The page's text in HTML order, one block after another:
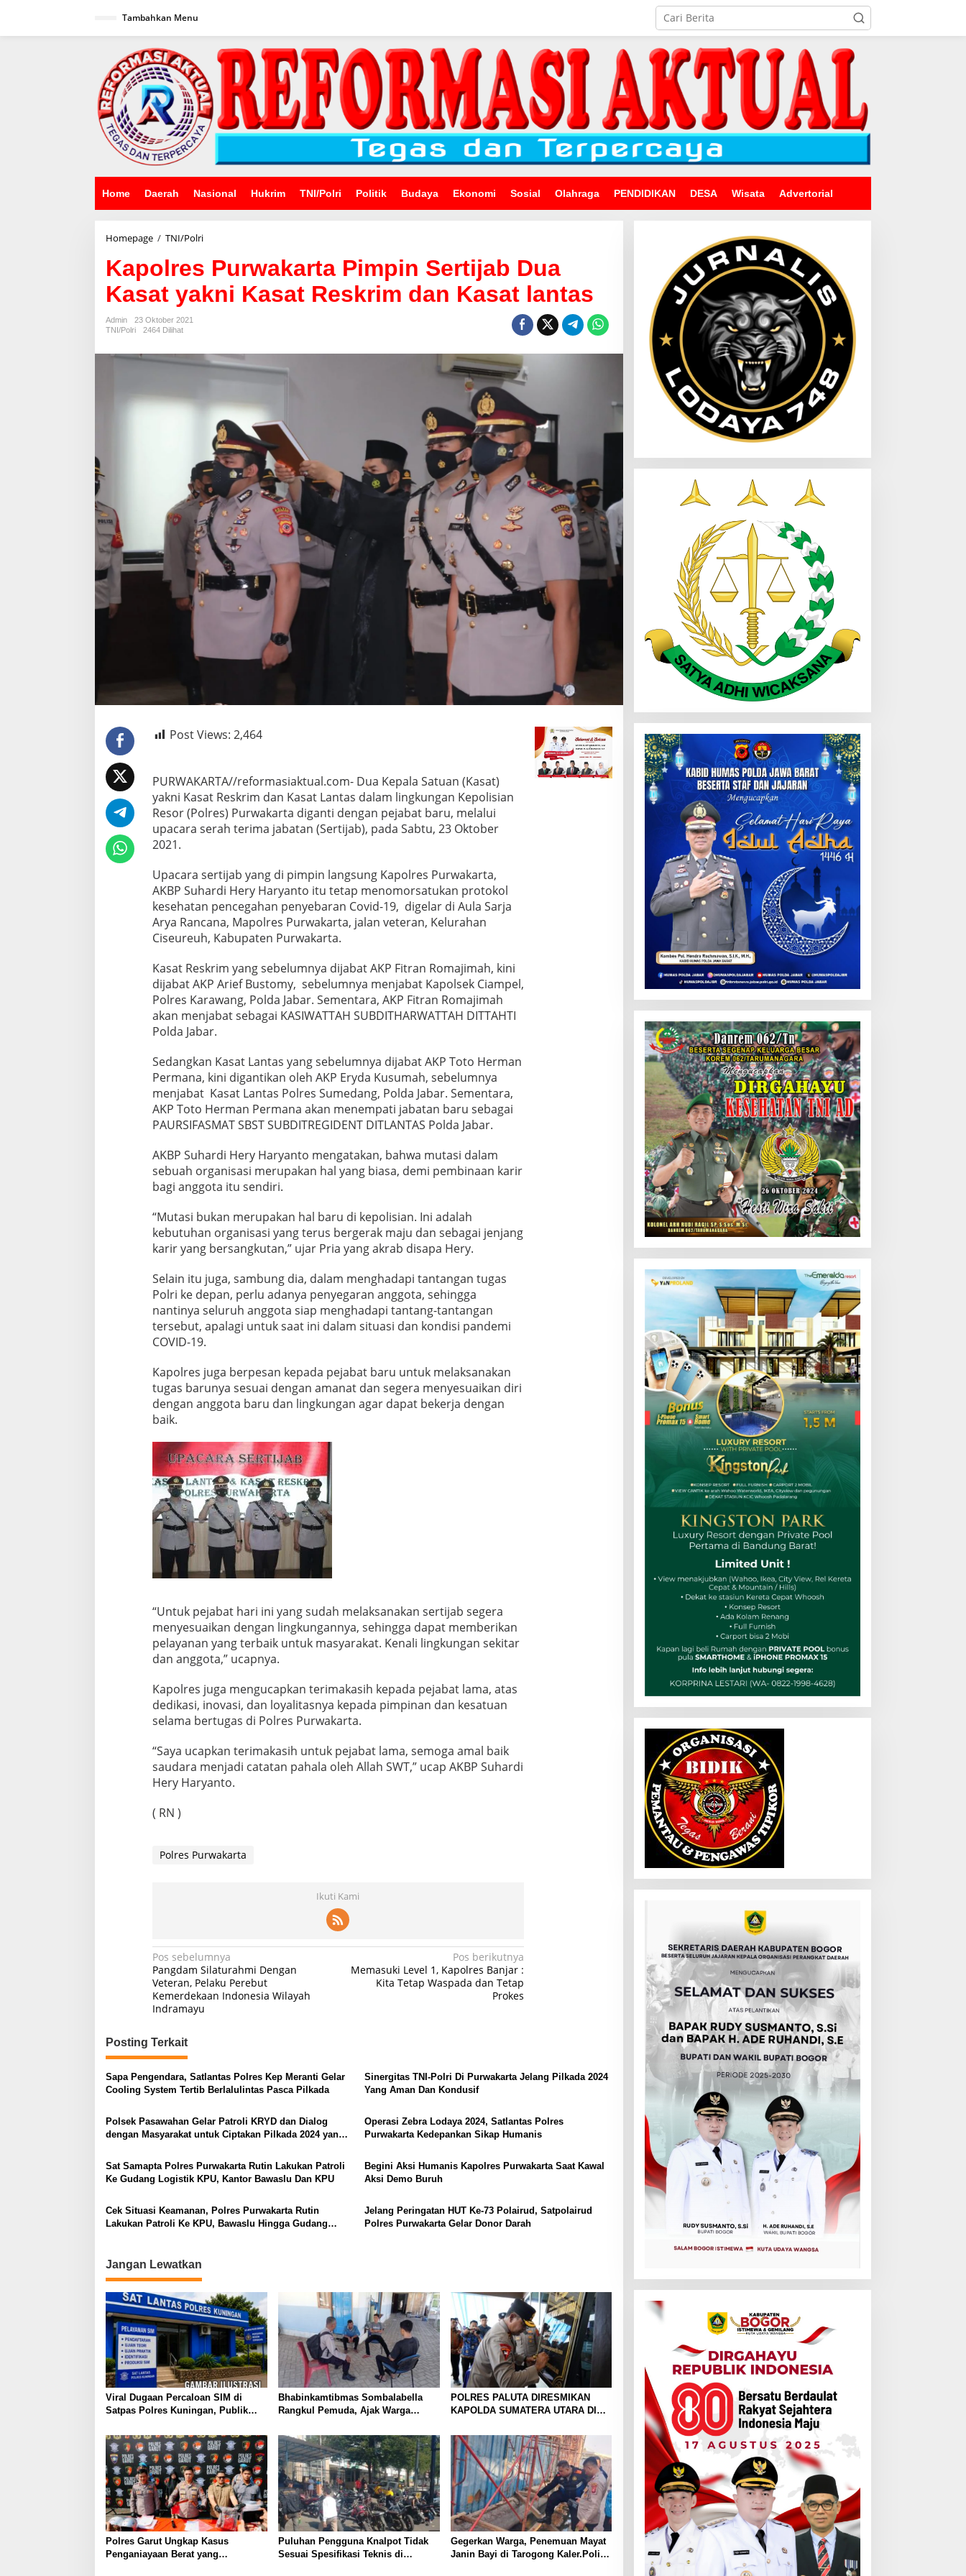
Tambahkan Menu
Home Daerah Nasional Hukrim TNI/Polri Politik Budaya Ekonomi Sosial Olahraga PENDIDIKAN DESA Wisata Advertorial
Homepage / TNI/PolriKapolres
Pimpin
Sertijab
Dua
Kasat
dan
Kasat
lantas
Kapolres Purwakarta Pimpin Sertijab Dua
Kasat yakni Kasat Reskrim dan Kasat lantas
Admin
23 Oktober 2021
TNI/Polri
2464 Dilihat
Post Views: 2,464
PURWAKARTA//reformasiaktual.com- Dua Kepala Satuan (Kasat)
yakni Kasat Reskrim dan Kasat Lantas dalam lingkungan Kepolisian
Resor (Polres) Purwakarta diganti dengan pejabat baru, melalui
upacara serah terima jabatan (Sertijab), pada Sabtu, 23 Oktober
2021.
Upacara sertijab yang di pimpin langsung Kapolres Purwakarta,
AKBP Suhardi Hery Haryanto itu tetap menomorsatukan protokol
kesehatan pencegahan penyebaran Covid-19, digelar di Aula Sarja
Arya Rancana, Mapolres Purwakarta, jalan veteran, Kelurahan
Ciseureuh, Kabupaten Purwakarta.
Kasat Reskrim yang sebelumnya dijabat AKP Fitran Romajimah, kini
dijabat AKP Arief Bustomy, sebelumnya menjabat Kapolsek Ciampel,
Polres Karawang, Polda Jabar. Sementara, AKP Fitran Romajimah
akan menjabat sebagai KASIWATTAH SUBDITHARWATTAH DITTAHTI
Polda Jabar.
Sedangkan Kasat Lantas yang sebelumnya dijabat AKP Toto Herman
Permana, kini digantikan oleh AKP Eryda Kusumah, sebelumnya
menjabat Kasat Lantas Polres Sumedang, Polda Jabar. Sementara,
AKP Toto Herman Permana akan menempati jabatan baru sebagai
PAURSIFASMAT SBST SUBDITREGIDENT DITLANTAS Polda Jabar.
AKBP Suhardi Hery Haryanto mengatakan, bahwa mutasi dalam
sebuah organisasi merupakan hal yang biasa, demi pembinaan karir
bagi anggota itu sendiri.
“Mutasi bukan merupakan hal baru di kepolisian. Ini adalah
kebutuhan organisasi yang terus bergerak maju dan sebagai jenjang
karir yang bersangkutan,” ujar Pria yang akrab disapa Hery.
Selain itu juga, sambung dia, dalam menghadapi tantangan tugas
Polri ke depan, perlu adanya penyegaran anggota, sehingga
nantinya seluruh anggota siap menghadapi tantang-tantangan
tersebut, apalagi untuk saat ini dalam situasi dan kondisi pandemi
COVID-19.
Kapolres juga berpesan kepada pejabat baru untuk melaksanakan
tugas barunya sesuai dengan amanat dan segera menyesuaikan diri
dengan anggota baru dan lingkungan agar dapat bekerja dengan
baik.
“Untuk pejabat hari ini yang sudah melaksanakan sertijab segera
menyesuaikan dengan lingkungannya, sehingga dapat memberikan
pelayanan yang terbaik untuk masyarakat. Kenali lingkungan sekitar
dan anggota,” ucapnya.
Kapolres juga mengucapkan terimakasih kepada pejabat lama, atas
dedikasi, inovasi, dan loyalitasnya kepada pimpinan dan kesatuan
selama bertugas di Polres Purwakarta.
“Saya ucapkan terimakasih untuk pejabat lama, semoga amal baik
saudara menjadi catatan pahala oleh Allah SWT,” ucap AKBP Suhardi
Hery Haryanto.
( RN )
Polres Purwakarta
Ikuti Kami
Navigasi
pos
Pos sebelumnya
Pangdam Silaturahmi Dengan
Veteran, Pelaku Perebut
Kemerdekaan Indonesia Wilayah
Indramayu
Pos berikutnya
Memasuki Level 1, Kapolres Banjar :
Kita Tetap Waspada dan Tetap
Prokes
Posting Terkait
Sapa Pengendara, Satlantas Polres Kep Meranti Gelar
Cooling System Tertib Berlalulintas Pasca Pilkada
Sinergitas TNI-Polri Di Purwakarta Jelang Pilkada 2024
Yang Aman Dan Kondusif
Polsek Pasawahan Gelar Patroli KRYD dan Dialog
dengan Masyarakat untuk Ciptakan Pilkada 2024 yang
Operasi Zebra Lodaya 2024, Satlantas Polres
Purwakarta Kedepankan Sikap Humanis
Sat Samapta Polres Purwakarta Rutin Lakukan Patroli
Ke Gudang Logistik KPU, Kantor Bawaslu Dan KPU
Begini Aksi Humanis Kapolres Purwakarta Saat Kawal
Aksi Demo Buruh
Cek Situasi Keamanan, Polres Purwakarta Rutin
Lakukan Patroli Ke KPU, Bawaslu Hingga Gudang
Jelang Peringatan HUT Ke-73 Polairud, Satpolairud
Polres Purwakarta Gelar Donor Darah
Jangan Lewatkan
Viral Dugaan Percaloan SIM di
Satpas Polres Kuningan, Publik
Penguatan Pengawasan
Bhabinkamtibmas Sombalabella
Rangkul Pemuda, Ajak Warga
Semarakkan HUT Ke-81 RI
POLRES PALUTA DIRESMIKAN
KAPOLDA SUMATERA UTARA DI
Polres Garut Ungkap Kasus
Penganiayaan Berat yang
Puluhan Pengguna Knalpot Tidak
Sesuai Spesifikasi Teknis di
Gegerkan Warga, Penemuan Mayat
Janin Bayi di Tarogong Kaler.Polisi